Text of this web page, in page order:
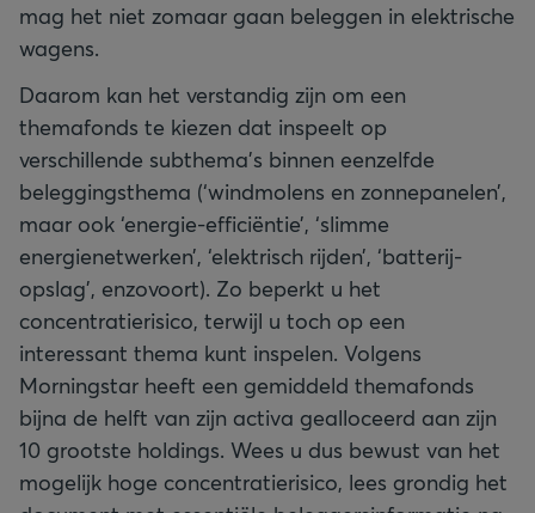
mag het niet zomaar gaan beleggen in elektrische
wagens.
Daarom kan het verstandig zijn om een
themafonds te kiezen dat inspeelt op
verschillende subthema’s binnen eenzelfde
beleggingsthema (‘windmolens en zonnepanelen’,
maar ook ‘energie-efficiëntie’, ‘slimme
energienetwerken’, ‘elektrisch rijden’, ‘batterij-
opslag’, enzovoort). Zo beperkt u het
concentratierisico, terwijl u toch op een
interessant thema kunt inspelen. Volgens
Morningstar heeft een gemiddeld themafonds
bijna de helft van zijn activa gealloceerd aan zijn
10 grootste holdings. Wees u dus bewust van het
mogelijk hoge concentratierisico, lees grondig het